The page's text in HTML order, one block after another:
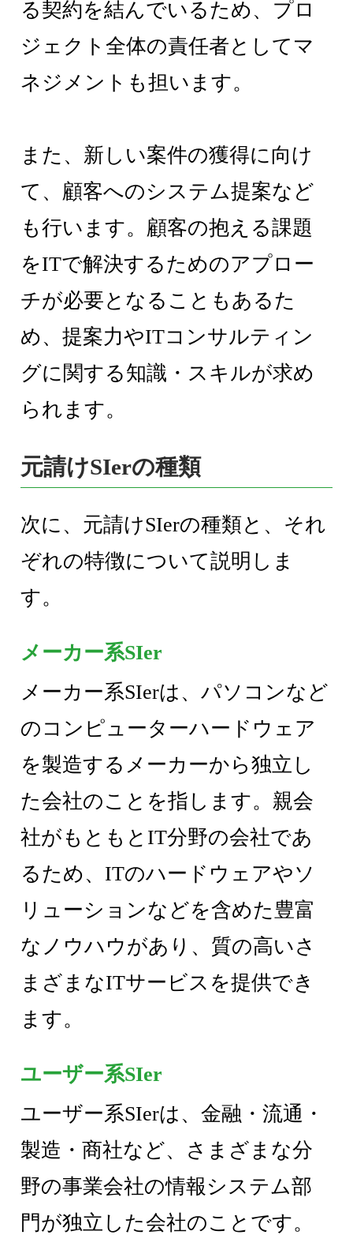
る契約を結んでいるため、プロ
ジェクト全体の責任者としてマ
ネジメントも担います。
また、新しい案件の獲得に向け
て、顧客へのシステム提案など
も行います。顧客の抱える課題
をITで解決するためのアプロー
チが必要となることもあるた
め、提案力やITコンサルティン
グに関する知識・スキルが求め
られます。
元請けSIerの種類
次に、元請けSIerの種類と、それ
ぞれの特徴について説明しま
す。
メーカー系SIer
メーカー系SIerは、パソコンなど
のコンピューターハードウェア
を製造するメーカーから独立し
た会社のことを指します。親会
社がもともとIT分野の会社であ
るため、ITのハードウェアやソ
リューションなどを含めた豊富
なノウハウがあり、質の高いさ
まざまなITサービスを提供でき
ます。
ユーザー系SIer
ユーザー系SIerは、金融・流通・
製造・商社など、さまざまな分
野の事業会社の情報システム部
門が独立した会社のことです。